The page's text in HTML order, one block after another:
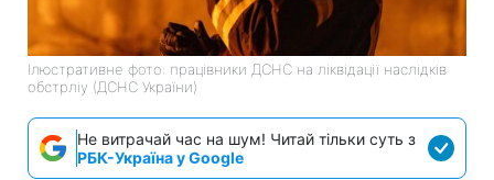
Ілюстративне фото: працівники ДСНС на ліквідації наслідків
обстрліу (ДСНС України)
Не витрачай час на шум! Читай тільки суть з
РБК-Україна у Google